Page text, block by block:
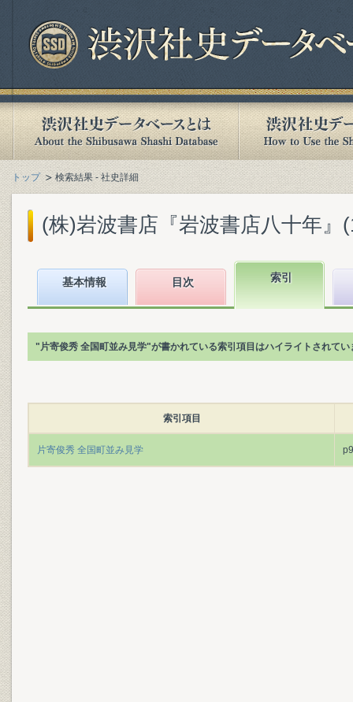
トップ 検索結果 - 社史詳細
(株)岩波書店『岩波書店八十年』
基本情報 目次 索引
"片寄俊秀 全国町並み見学"が書かれている索引項目はハイライトされてい
索引項目
片寄俊秀 全国町並み見学